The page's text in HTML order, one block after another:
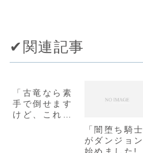
✔︎関連記事
「古竜なら素
手で倒せます
けど、これっ
「闇堕ち騎士
がダンジョン